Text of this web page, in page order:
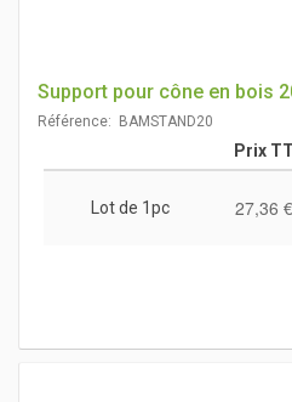
Support pour cône en bois
Référence: BAMSTAND20
Prix
Lot de 1pc 27,36 €